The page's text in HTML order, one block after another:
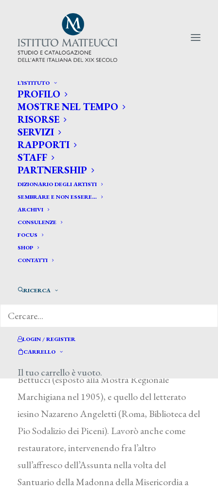
L’ISTITUTO
PROFILO
MOSTRE NEL TEMPO
RISORSE
SERVIZI
RAPPORTI
STAFF
PARTNERSHIP
DIZIONARIO DEGLI ARTISTI
SEMBRARE E NON ESSERE…
ARCHIVI
CONSULENZE
FOCUS
SHOP
CONTATTI
RICERCA
LOGIN / REGISTER
CARRELLO
Il tuo carrello è vuoto.
CERCA TRA GLI ARTISTI:
Search
for:
Astolfi Carlo*
ASTOLFI CARLO
Compiuti gli studi classici a Macerata,
‘industria che se ne va. L’attività di ritrattista è
Bettucci (esposto alla Mostra Regionale
Marchigiana nel 1905), e quello del letterato
iesino Nazareno Angeletti (Roma, Biblioteca del
Pio Sodalizio dei Piceni). Lavorò anche come
restauratore, intervenendo fra l’altro
sull’affresco dell’Assunta nella volta del
Santuario della Madonna della Misericordia a